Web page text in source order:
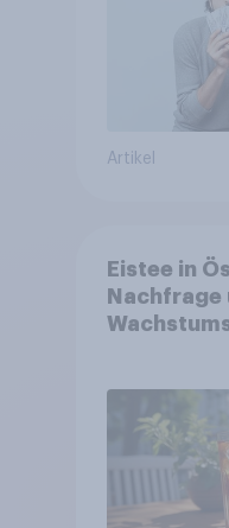
Artikel
Eistee in
Nachfrage